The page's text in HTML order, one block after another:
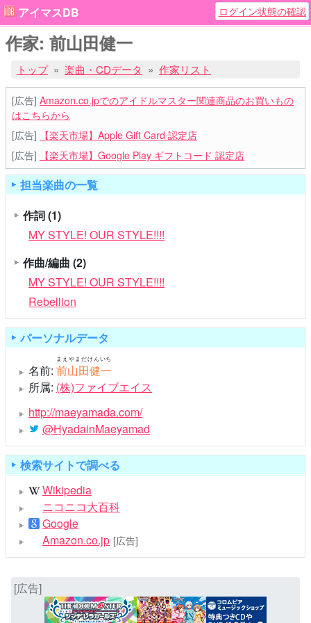
アイマスDB ログイン状態の確認
作家: 前山田健一
トップ 楽曲・CDデータ 作家リスト
[広告] Amazon.co.jpでのアイドルマスター関連商品のお買いもの
はこちらから
[広告]
【楽天市場】Apple Gift Card 認定店
[広告]
【楽天市場】Google Play ギフトコード 認定店
担当楽曲の一覧
作詞(1)
MY STYLE! OUR STYLE!!!!
作曲/編曲 (2)
MY STYLE! OUR STYLE!!!!
Rebellion
パーソナルデータ
名前: 前山田健一
まえやまだけんいち
所属: (株)ファイブエイス
http://maeyamada.com/
@HyadainMaeyamad
検索サイトで調べる
Wikipedia
ニコニコ大百科
Google
Amazon.co.jp [広告]
[広告]